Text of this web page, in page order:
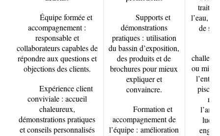
Équipe formée et
accompagnement :
responsable et
collaborateurs capables de
répondre aux questions et
objections des clients.
Expérience client
conviviale : accueil
chaleureux,
démonstrations pratiques
et conseils personnalisés
Supports et
démonstrations
pratiques : utilisation
du bassin d’exposition,
des produits et de
brochures pour mieux
expliquer et
convaincre.
Formation et
accompagnement de
l’équipe : amélioration
l’eau,
de
ou mini-